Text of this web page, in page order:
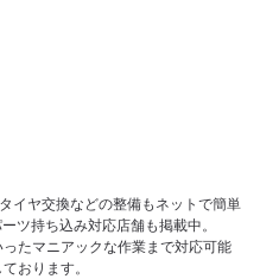
イヤ交換などの整備もネットで簡単
ツ持ち込み対応店舗も掲載中。
たマニアックな作業まで対応可能
おります。